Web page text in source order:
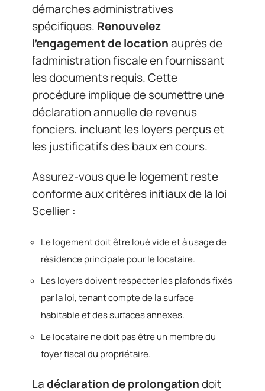
démarches administratives
spécifiques. Renouvelez
l’engagement de locationauprès de
l’administration fiscale en fournissant
les documents requis. Cette
procédure implique de soumettre une
déclaration annuelle de revenus
fonciers, incluant les loyers perçus et
les justificatifs des baux en cours.
Assurez-vous que le logement reste
conforme aux critères initiaux de la loi
Scellier :
Le logement doit être loué vide et à usage de
résidence principale pour le locataire.
Les loyers doivent respecter les plafonds fixés
par la loi, tenant compte de la surface
habitable et des surfaces annexes.
Le locataire ne doit pas être un membre du
foyer fiscal du propriétaire.
Ladéclaration de prolongationdoit